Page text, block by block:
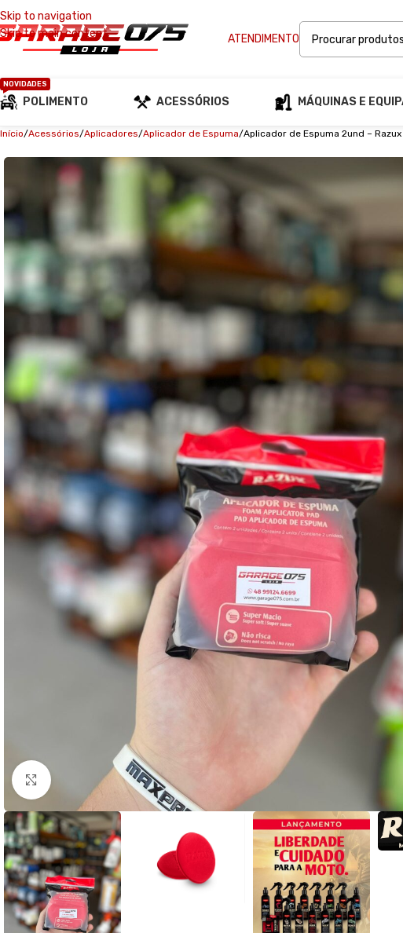
Skip to navigation
Skip to main content
ATENDIMENTO
POLIMENTO
NOVIDADES
ACESSÓRIOS MÁQUINAS E
Início Acessórios Aplicadores Aplicador de Espuma Aplicador de Espuma 2und – Razux
Clique para ampliar